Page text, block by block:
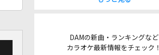
DAMの新曲・ランキングなど
カラオケ最新情報をチェック！